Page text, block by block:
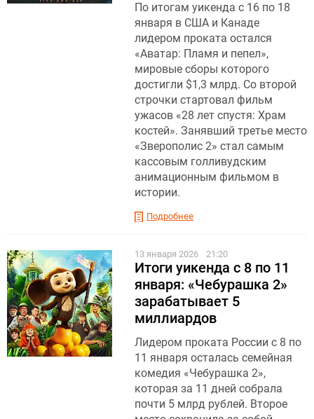
По итогам уикенда с 16 по 18
января в США и Канаде
лидером проката остался
«Аватар: Пламя и пепел»,
мировые сборы которого
достигли $1,3 млрд. Со второй
строчки стартовал фильм
ужасов «28 лет спустя: Храм
костей». Занявший третье место
«Зверополис 2» стал самым
кассовым голливудским
анимационным фильмом в
истории.
Подробнее
13 января 2026 21:20
Итоги уикенда с 8 по 11
января: «Чебурашка 2»
зарабатывает 5
миллиардов
Лидером проката России с 8 по
11 января осталась семейная
комедия «Чебурашка 2»,
которая за 11 дней собрала
почти 5 млрд рублей. Второе